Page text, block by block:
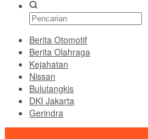
Berita Otomotif
Berita Olahraga
Kejahatan
Nissan
Bulutangkis
DKI Jakarta
Gerindra